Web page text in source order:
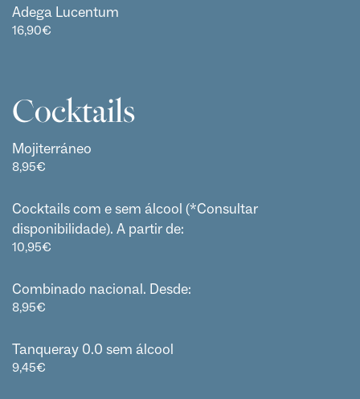
Adega Lucentum
16,90€
Cocktails
Mojiterráneo
8,95€
Cocktails com e sem álcool (*Consultar
disponibilidade). A partir de:
10,95€
Combinado nacional. Desde:
8,95€
Tanqueray 0.0 sem álcool
9,45€